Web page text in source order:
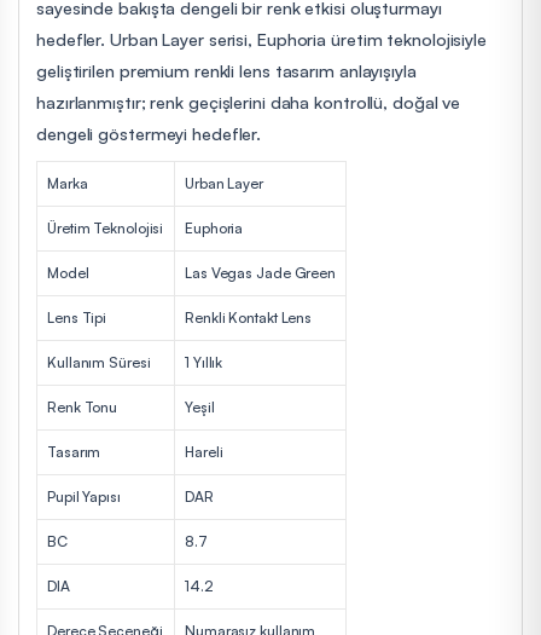
sayesinde bakışta dengeli bir renk etkisi oluşturmayı
hedefler. Urban Layer serisi, Euphoria üretim teknolojisiyle
geliştirilen premium renkli lens tasarım anlayışıyla
hazırlanmıştır; renk geçişlerini daha kontrollü, doğal ve
dengeli göstermeyi hedefler.
Marka Urban Layer
Üretim Teknolojisi Euphoria
Model Las Vegas Jade Green
Lens Tipi Renkli Kontakt Lens
Kullanım Süresi 1 Yıllık
Renk Tonu Yeşil
Tasarım Hareli
Pupil Yapısı DAR
BC 8.7
DIA 14.2
Derece Seçeneği Numarasız kullanım